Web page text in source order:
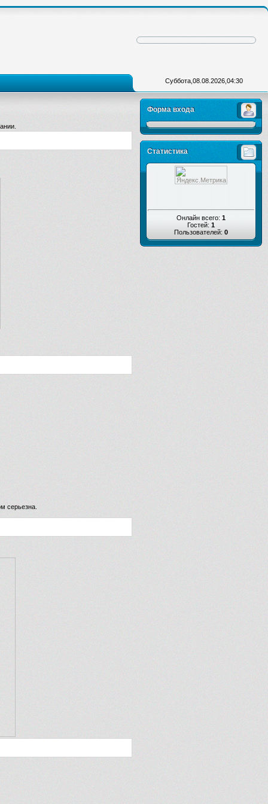
Суббота,08.08.2026,04:30
серьезна.
Форма входа
Статистика
Онлайн всего: 1
Гостей: 1
Пользователей: 0